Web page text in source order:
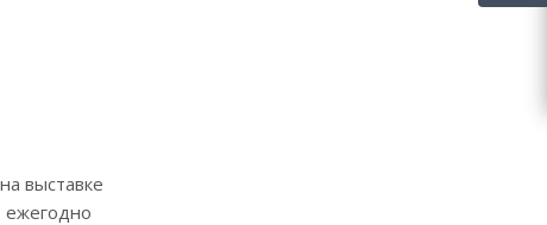
выставке
ежегодно